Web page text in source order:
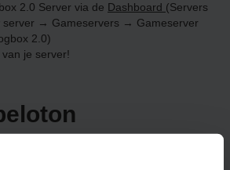
2.0 Server via de Dashboard (Servers
server → Gameservers → Gameserver
2.0)
je server!
heeft een eenvoudige
dan 3298 unieke modpacks. Maak